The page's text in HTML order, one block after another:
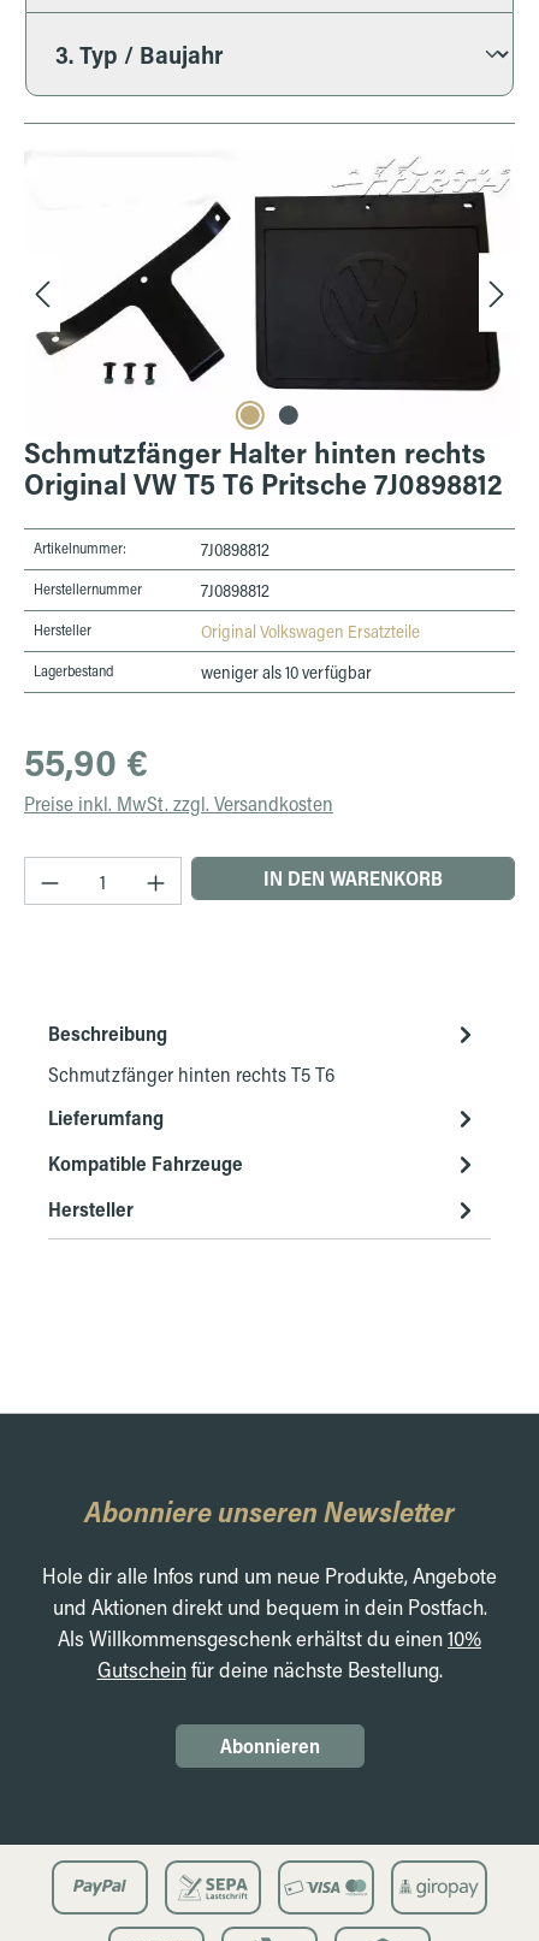
Schmutzfänger Halter hinten rechts
Original VW T5 T6 Pritsche 7J0898812
Artikelnummer: 7J0898812
Herstellernummer 7J0898812
Hersteller Original Volkswagen Ersatzteile
Lagerbestand weniger als 10 verfügbar
Regulärer Preis:
55,90 €
Preise inkl. MwSt. zzgl. Versandkosten
Produkt Anzahl: Gib den gewünschten Wert
IN DEN WARENKORB
Beschreibung
Schmutzfänger hinten rechts T5 T6
Lieferumfang
Kompatible Fahrzeuge
Hersteller
Abonniere unseren Newsletter
Hole dir alle Infos rund um neue Produkte, Angebote
und Aktionen direkt und bequem in dein Postfach.
Als Willkommensgeschenk erhältst du einen10%
Gutscheinfür deine nächste Bestellung.
Abonnieren